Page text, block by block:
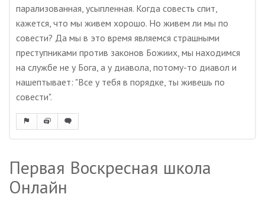
парализованная, усыпленная. Когда совесть спит,
кажется, что мы живем хорошо. Но живем ли мы по
совести? Да мы в это время являемся страшными
преступниками против законов Божиих, мы находимся
на службе не у Бога, а у диавола, потому-то диавол и
нашептывает: "Все у тебя в порядке, ты живешь по
совести".
Первая Воскресная школа
Онлайн